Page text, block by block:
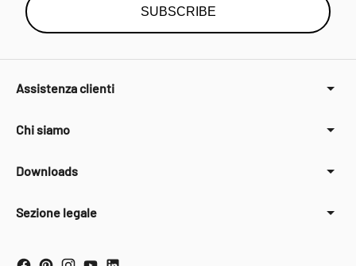
SUBSCRIBE
Assistenza clienti
Chi siamo
Downloads
Sezione legale